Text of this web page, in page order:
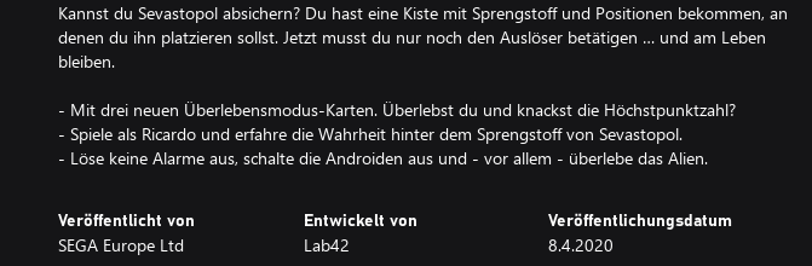
Kannst du Sevastopol absichern? Du hast eine Kiste mit Sprengstoff und Positionen bekommen, an
denen du ihn platzieren sollst. Jetzt musst du nur noch den Auslöser betätigen … und am Leben
bleiben.
- Mit drei neuen Überlebensmodus-Karten. Überlebst du und knackst die Höchstpunktzahl?
- Spiele als Ricardo und erfahre die Wahrheit hinter dem Sprengstoff von Sevastopol.
- Löse keine Alarme aus, schalte die Androiden aus und - vor allem - überlebe das Alien.
Veröffentlicht von
SEGA Europe Ltd
Entwickelt von
Lab42
Veröffentlichungsdatum
8.4.2020